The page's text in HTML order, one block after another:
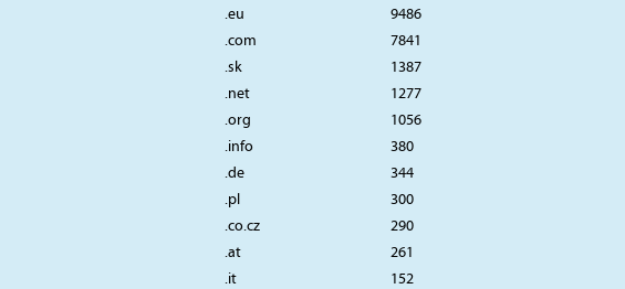
.eu
9486
.com
7841
.sk
1387
.net
1277
.org
1056
.info
380
.de
344
.pl
300
.co.cz
290
.at
261
.it
152